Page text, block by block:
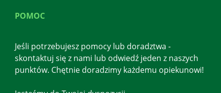
POMOC
Jeśli potrzebujesz pomocy lub doradztwa -
skontaktuj się z nami lub odwiedź jeden z naszych
punktów. Chętnie doradzimy każdemu opiekunowi!